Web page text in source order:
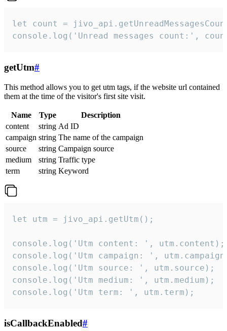
let count =
console.log('Unread messages count:',
getUtm#
This method allows you to get utm tags, if the website url contained
them at the time of the visitor's first site visit.
Name Type
Description
content
string Ad ID
campaign string The name of the campaign
source
string Campaign source
medium
string Traffic type
term
string Keyword
let utm = jivo_api.getUtm();
console.log('Utm content: ', utm.content);
console.log('Utm campaign: ',
console.log('Utm source: ', utm.source);
console.log('Utm medium: ', utm.medium);
console.log('Utm term: ', utm.term);
isCallbackEnabled#